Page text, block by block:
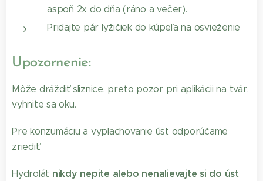
aspoň 2x do dňa (ráno a večer).
Pridajte pár lyžičiek do kúpeľa na osvieženie
Upozornenie:
Môže dráždiť sliznice, preto pozor pri aplikácii na tvár,
vyhnite sa oku.
Pre konzumáciu a vyplachovanie úst odporúčame
zriediť.
Hydrolát nikdy nepite alebo nenalievajte si do úst